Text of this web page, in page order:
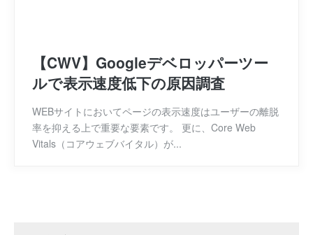
【CWV】Googleデベロッパーツー
ルで表示速度低下の原因調査
WEBサイトにおいてページの表示速度はユーザーの離脱
率を抑える上で重要な要素です。 更に、Core Web
Vitals（コアウェブバイタル）が...